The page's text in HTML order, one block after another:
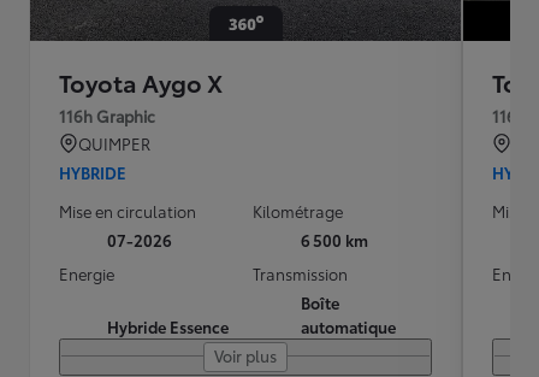
Toyota Aygo X
116h Graphic
QUIMPER
HYBRIDE
Mise en circulation
07-2026
Kilométrage
6 500 km
Energie
Hybride Essence
Transmission
Boîte
automatique
Voir plus
116h
Mise